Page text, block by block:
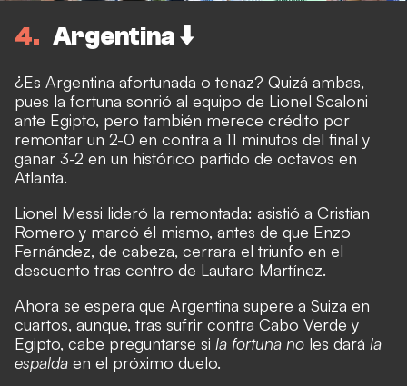
4 Argentina ⬇️
¿Es Argentina afortunada o tenaz? Quizá ambas,
pues la fortuna sonrió al equipo de Lionel Scaloni
ante Egipto, pero también merece crédito por
remontar un 2-0 en contra a 11 minutos del final y
ganar 3-2 en un histórico partido de octavos en
Atlanta.
Lionel Messi lideró la remontada: asistió a Cristian
Romero y marcó él mismo, antes de que Enzo
Fernández, de cabeza, cerrara el triunfo en el
descuento tras centro de Lautaro Martínez.
Ahora se espera que Argentina supere a Suiza en
cuartos, aunque, tras sufrir contra Cabo Verde y
Egipto, cabe preguntarse si la fortuna no les dará la
espalda en el próximo duelo.